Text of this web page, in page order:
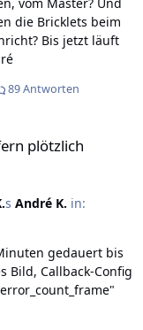
die Bricklets beim
läuft
… André
89 Antworten
plötzlich
s André K. in:
Bild, Callback-Config